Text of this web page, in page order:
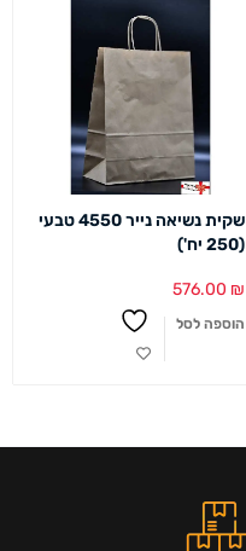
שקית נשיאה נייר 4550 טבעי
(250 יח')
576.00 ₪
הוספה לסל